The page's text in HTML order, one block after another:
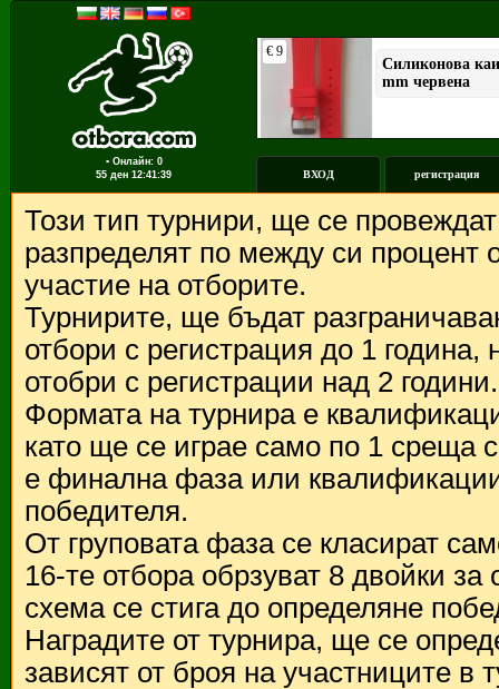
▪ Онлайн: 0
55 ден 12:41:39 ВХОД регистрация
Този тип турнири, ще се
разпределят по между си процент
участие на отборите.
Турнирите, ще бъдат
отбори с регистрация до 1
отобри с регистрации над 2 години.
Формата на турнира е
като ще се играе само по 1 среща
е финална фаза или
победителя.
От груповата фаза се класират
16-те отбора обрзуват 8 двойки
схема се стига до определяне
Наградите от турнира, ще се
зависят от броя на участниците в